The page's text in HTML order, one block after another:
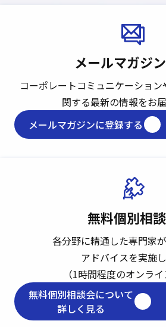
メールマガジ
コーポレートコミュニケーション
関する最新の情報をお
メールマガジンに登録する
無料個別相
各分野に精通した専門家
アドバイスを実施
（1時間程度のオンライ
無料個別相談会について
詳しく見る